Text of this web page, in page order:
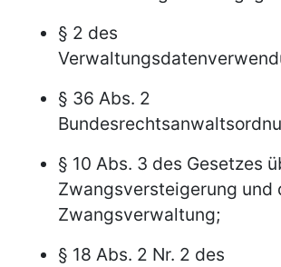
§ 2 des
§ 36 Abs. 2
§ 10 Abs. 3 des Gesetzes
Zwangsversteigerung und
Zwangsverwaltung;
§ 18 Abs. 2 Nr. 2 des